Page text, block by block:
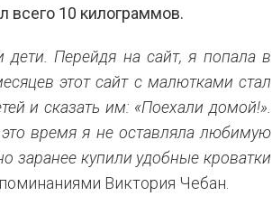
всего 10 килограммов.
Перейдя на сайт, я попала в
этот сайт с малютками стал
и сказать им: «Поехали домой!».
время я не оставляла любимую
заранее купили удобные кроватки
Виктория Чебан.